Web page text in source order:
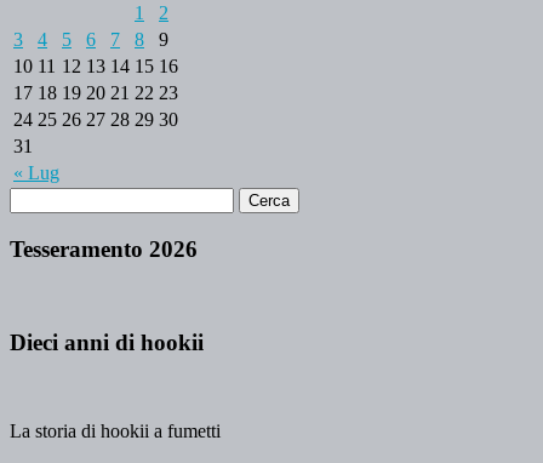
« Lug
1
2
3
4 5 6 7 8
9
10 11 12 13 14 15 16
17 18 19 20 21 22 23
24 25 26 27 28 29 30
31
Tesseramento 2026
Dieci anni di hookii
La storia di hookii a fumetti